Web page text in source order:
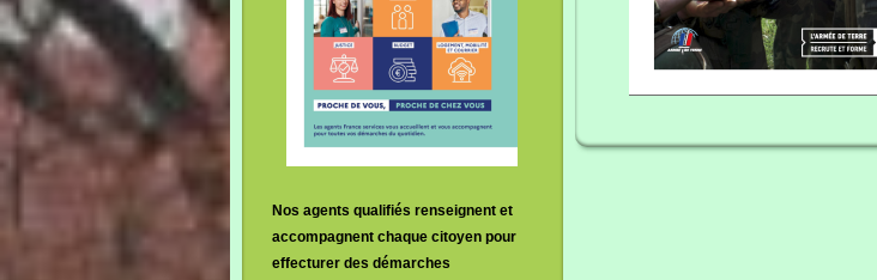
Nos agents qualifiés renseignent et
accompagnent chaque citoyen pour
effecturer des démarches